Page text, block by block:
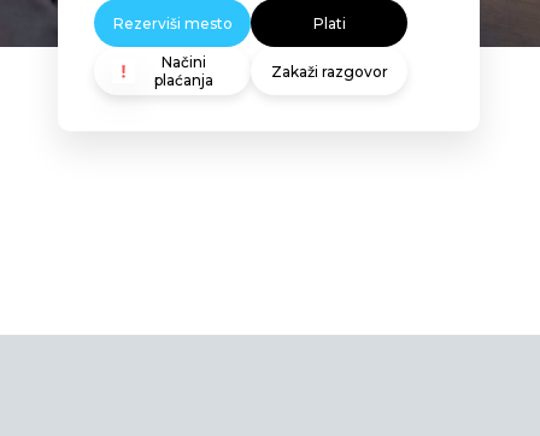
Rezerviši mesto Plati
Načini
plaćanja
Zakaži razgovor